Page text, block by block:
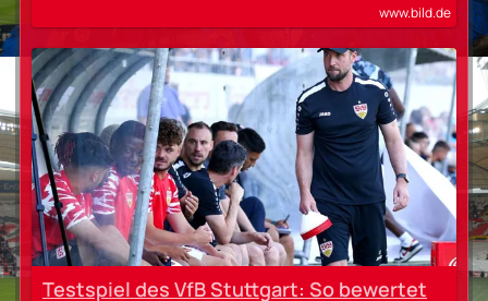
www.bild.de
Testspiel des VfB Stuttgart: So bewertet